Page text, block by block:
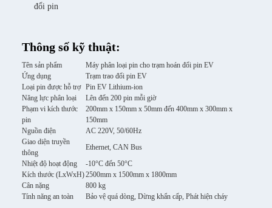
đổi pin
Thông số kỹ thuật:
Tên sản phẩm
Máy phân loại pin cho trạm hoán đổi pin EV
Ứng dụng
Trạm trao đổi pin EV
Loại pin được hỗ trợ Pin EV Lithium-ion
Năng lực phân loại
Lên đến 200 pin mỗi giờ
Phạm vi kích thước
pin
200mm x 150mm x 50mm đến 400mm x 300mm x
150mm
Nguồn điện
AC 220V, 50/60Hz
Giao diện truyền
thông
Ethernet, CAN Bus
Nhiệt độ hoạt động
-10°C đến 50°C
Kích thước (LxWxH)2500mm x 1500mm x 1800mm
Cân nặng
800 kg
Tính năng an toàn
Bảo vệ quá dòng, Dừng khẩn cấp, Phát hiện cháy